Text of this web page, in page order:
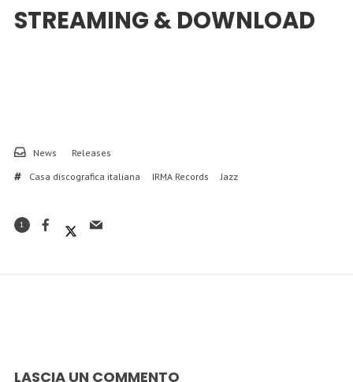
STREAMING & DOWNLOAD
News
Releases
Casa discografica italiana
IRMA Records Jazz
1
LASCIA UN COMMENTO